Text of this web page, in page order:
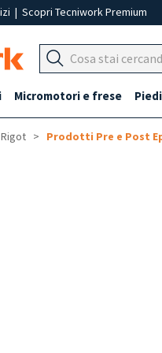
| Scopri Tecniwork Premium
Micromotori e frese Piedi
Prodotti Pre e Post